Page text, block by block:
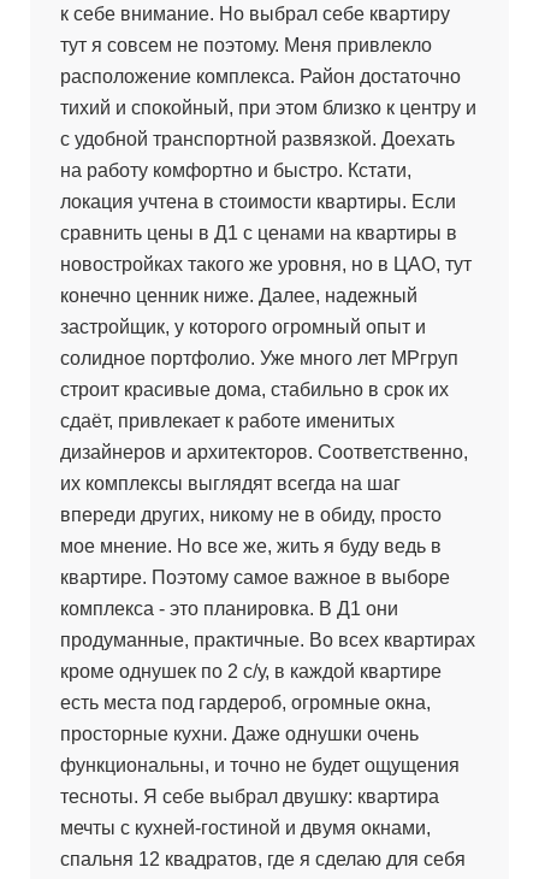
к себе внимание. Но выбрал себе квартиру
тут я совсем не поэтому. Меня привлекло
расположение комплекса. Район достаточно
тихий и спокойный, при этом близко к центру и
с удобной транспортной развязкой. Доехать
на работу комфортно и быстро. Кстати,
локация учтена в стоимости квартиры. Если
сравнить цены в Д1 с ценами на квартиры в
новостройках такого же уровня, но в ЦАО, тут
конечно ценник ниже. Далее, надежный
застройщик, у которого огромный опыт и
солидное портфолио. Уже много лет МРгруп
строит красивые дома, стабильно в срок их
сдаёт, привлекает к работе именитых
дизайнеров и архитекторов. Соответственно,
их комплексы выглядят всегда на шаг
впереди других, никому не в обиду, просто
мое мнение. Но все же, жить я буду ведь в
квартире. Поэтому самое важное в выборе
комплекса - это планировка. В Д1 они
продуманные, практичные. Во всех квартирах
кроме однушек по 2 с/у, в каждой квартире
есть места под гардероб, огромные окна,
просторные кухни. Даже однушки очень
функциональны, и точно не будет ощущения
тесноты. Я себе выбрал двушку: квартира
мечты с кухней-гостиной и двумя окнами,
спальня 12 квадратов, где я сделаю для себя